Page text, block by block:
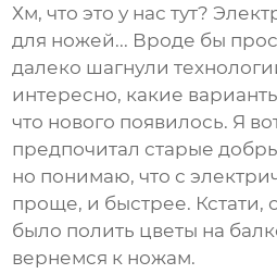
Хм, что это у нас тут?
для ножей... Вроде бы
далеко шагнули
интересно, какие
что нового появилось. Я
предпочитал старые
но понимаю, что с
проще, и быстрее. Кстати,
было полить цветы на
вернемся к ножам.